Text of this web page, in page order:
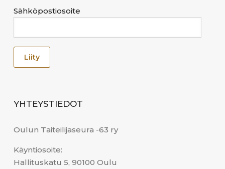
Sähköpostiosoite
YHTEYSTIEDOT
Oulun Taiteilijaseura -63 ry
Käyntiosoite:
Hallituskatu 5, 90100 Oulu